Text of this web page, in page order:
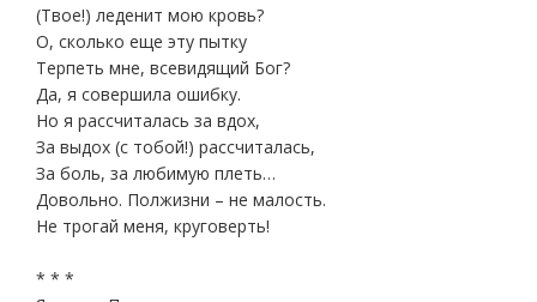
(Твое!) леденит мою кровь?
О, сколько еще эту пытку
Терпеть мне, всевидящий Бог?
Да, я совершила ошибку.
Но я рассчиталась за вдох,
За выдох (с тобой!) рассчиталась,
За боль, за любимую плеть…
Довольно. Полжизни – не малость.
Не трогай меня, круговерть!
* * *